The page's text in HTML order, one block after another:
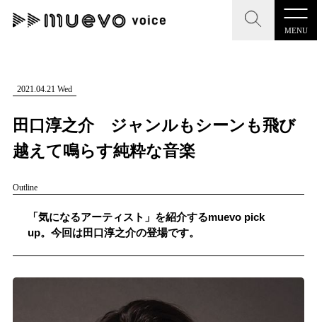
MENU
CLOSE
記事を検索する
人気ワード
#男性SSW #ポップス #女性SSW
#ヒップホップ #男性シンガーグループ #R&B/ソウル
CLOSE
"読者の声を形にする”音楽特化メディア
MENU
記事一覧
会社概要
2021.04.21 Wed
田口淳之介 ジャンルもシーンも飛び
越えて鳴らす純粋な音楽
Outline
「気になるアーティスト」を紹介するmuevo pick
up。今回は田口淳之介の登場です。